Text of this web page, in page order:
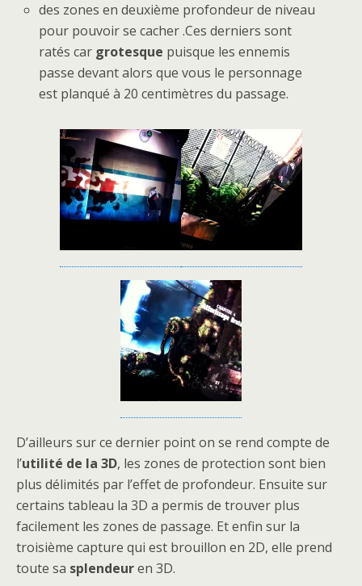
des zones en deuxième profondeur de niveau
pour pouvoir se cacher .Ces derniers sont
ratés car grotesque puisque les ennemis
passe devant alors que vous le personnage
est planqué à 20 centimètres du passage.
D’ailleurs sur ce dernier point on se rend compte de
l’utilité de la 3D, les zones de protection sont bien
plus délimités par l’effet de profondeur. Ensuite sur
certains tableau la 3D a permis de trouver plus
facilement les zones de passage. Et enfin sur la
troisième capture qui est brouillon en 2D, elle prend
toute sa splendeuren 3D.